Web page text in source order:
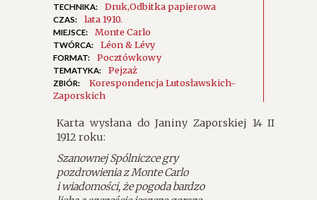
TECHNIKA: DrukOdbitka papierowa
CZAS: lata 1910.
MIEJSCE: Monte Carlo
TWÓRCA: Léon & Lévy
FORMAT: Pocztówkowy
TEMATYKA: Pejzaż
ZBIÓR:
Korespondencja Lutosławskich-
Zaporskich
Karta wysłana do Janiny Zaporskiej 14 II
1912 roku:
Szanownej Spólniczce gry
pozdrowienia z Monte Carlo
i wiadomości, że pogoda bardzo